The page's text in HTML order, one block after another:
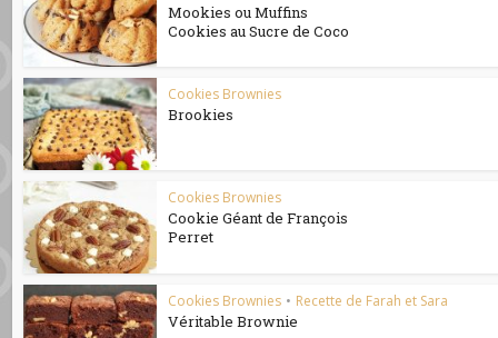
Mookies ou Muffins
Cookies au Sucre de Coco
Cookies Brownies
Brookies
Cookies Brownies
Cookie Géant de François
Perret
Cookies Brownies • Recette de Farah et Sara
Véritable Brownie